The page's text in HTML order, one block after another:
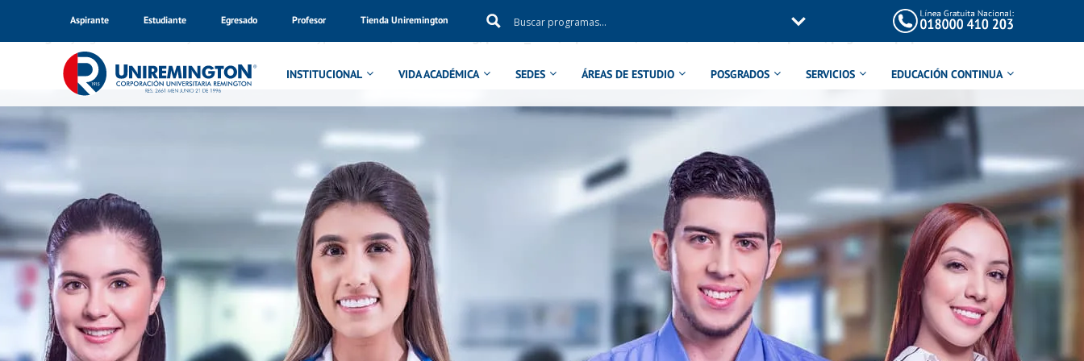
Aspirante Estudiante Egresado Profesor Tienda Uniremington
INSTITUCIONAL VIDA ACADÉMICA SEDES ÁREAS DE ESTUDIO POSGRADOS SERVICIOS EDUCACIÓN CONTINUA
/aux/uniremig/public_html/wp-content/themes/eduma/inc/templates/page-title.php on line 114
Inicio